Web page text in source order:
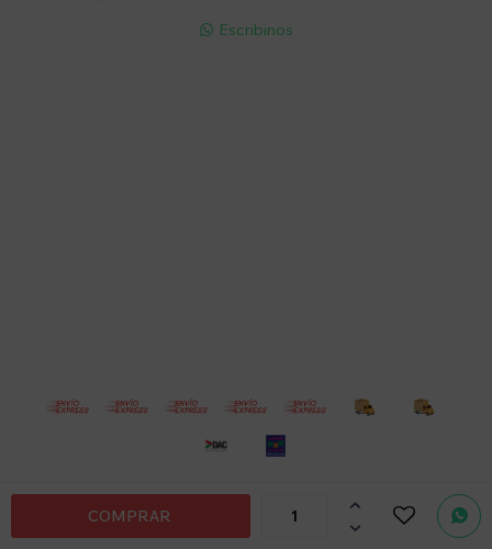
COMPRAR


consultas
no dudes
 Escribinos